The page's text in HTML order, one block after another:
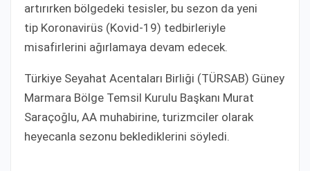
artırırken bölgedeki tesisler, bu sezon da yeni
tip Koronavirüs (Kovid-19) tedbirleriyle
misafirlerini ağırlamaya devam edecek.
Türkiye Seyahat Acentaları Birliği (TÜRSAB) Güney
Marmara Bölge Temsil Kurulu Başkanı Murat
Saraçoğlu, AA muhabirine, turizmciler olarak
heyecanla sezonu beklediklerini söyledi.